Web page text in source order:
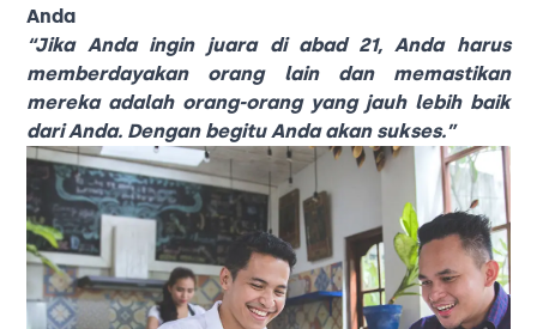
Anda
“Jika Anda ingin juara di abad 21, Anda harus
memberdayakan orang lain dan memastikan
mereka adalah orang-orang yang jauh lebih baik
dari Anda. Dengan begitu Anda akan sukses.”